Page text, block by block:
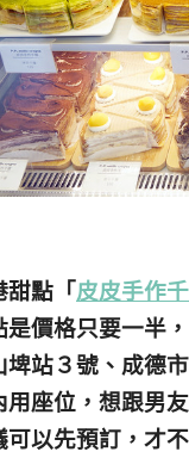
甜點「皮皮手作
是價格只要一半
埤站３號、成德
用座位，想跟男
可以先預訂，才